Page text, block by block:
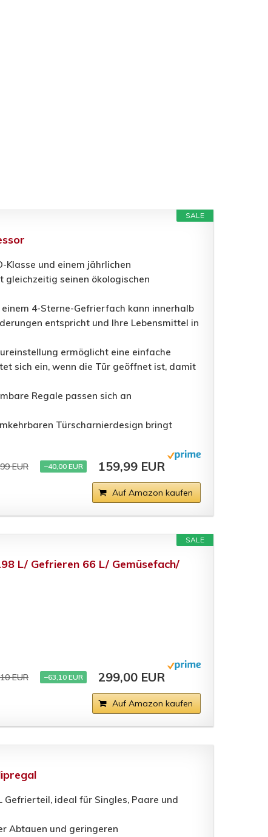
SALE
Klasse und einem jährlichen
gleichzeitig seinen ökologischen
4-Sterne-Gefrierfach kann innerhalb
entspricht und Ihre Lebensmittel in
ermöglicht eine einfache
sich ein, wenn die Tür geöffnet ist, damit
Regale passen sich an
Türscharnierdesign bringt
EUR −40,00 EUR 159,99 EUR
Auf Amazon kaufen
SALE
L/ Gefrieren 66 L/ Gemüsefach/
EUR −63,10 EUR 299,00 EUR
Auf Amazon kaufen
Gefrierteil, ideal für Singles, Paare und
Abtauen und geringeren